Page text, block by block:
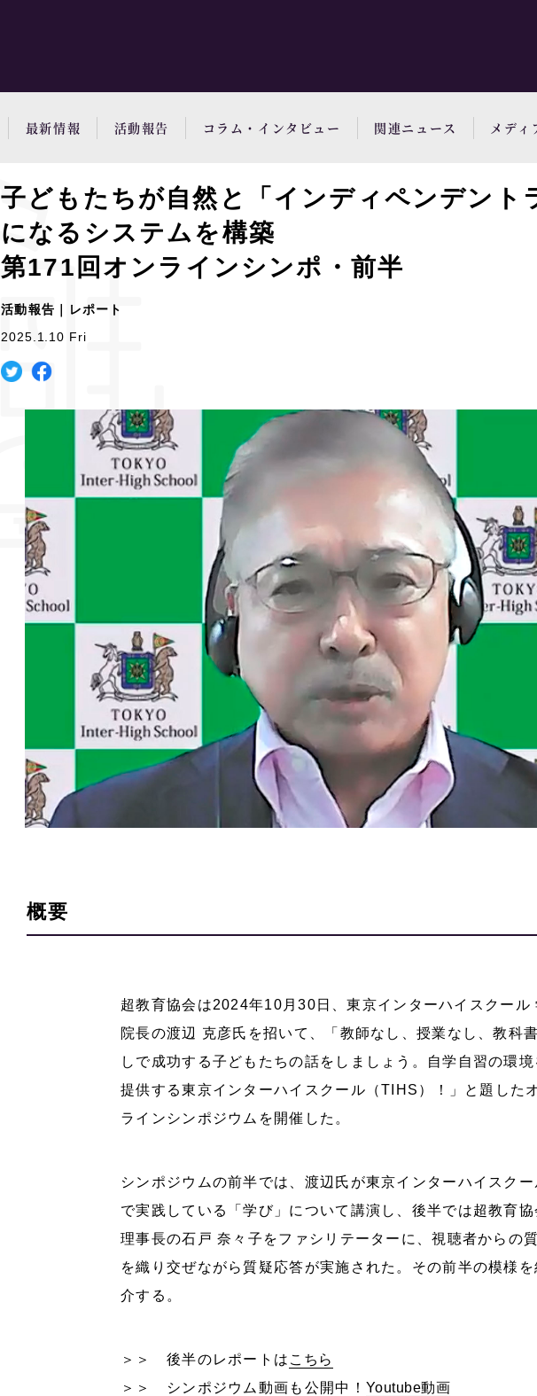
最新情報 活動報告 コラム・インタビュー 関連ニュース メディ
子どもたちが自然と「インディペンデント
になるシステムを構築
第171回オンラインシンポ・前半
活動報告｜レポート
2025.1.10 Fri
概要
超教育協会は2024年10月30日、東京インターハイスクール
院長の渡辺 克彦氏を招いて、「教師なし、授業なし、教科
しで成功する子どもたちの話をしましょう。自学自習の環境
提供する東京インターハイスクール（TIHS）！」と題した
ラインシンポジウムを開催した。
シンポジウムの前半では、渡辺氏が東京インターハイスクー
で実践している「学び」について講演し、後半では超教育協
理事長の石戸 奈々子をファシリテーターに、視聴者からの
を織り交ぜながら質疑応答が実施された。その前半の模様を
介する。
＞＞ 後半のレポートは こちら
＞＞ シンポジウム動画も公開中！ Youtube動画